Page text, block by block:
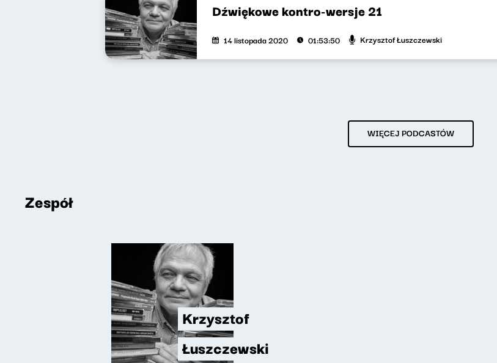
Dźwiękowe kontro-wersje 21
14 listopada 2020 01:53:50 Krzysztof Łuszczewski
WIĘCEJ PODCASTÓW
Zespół
Krzysztof
Łuszczewski